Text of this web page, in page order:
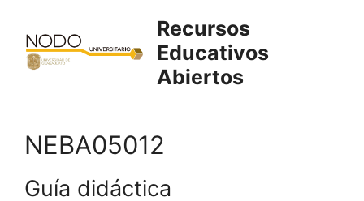
contenido
Recursos
Educativos
Abiertos
NEBA05012
Guía didáctica